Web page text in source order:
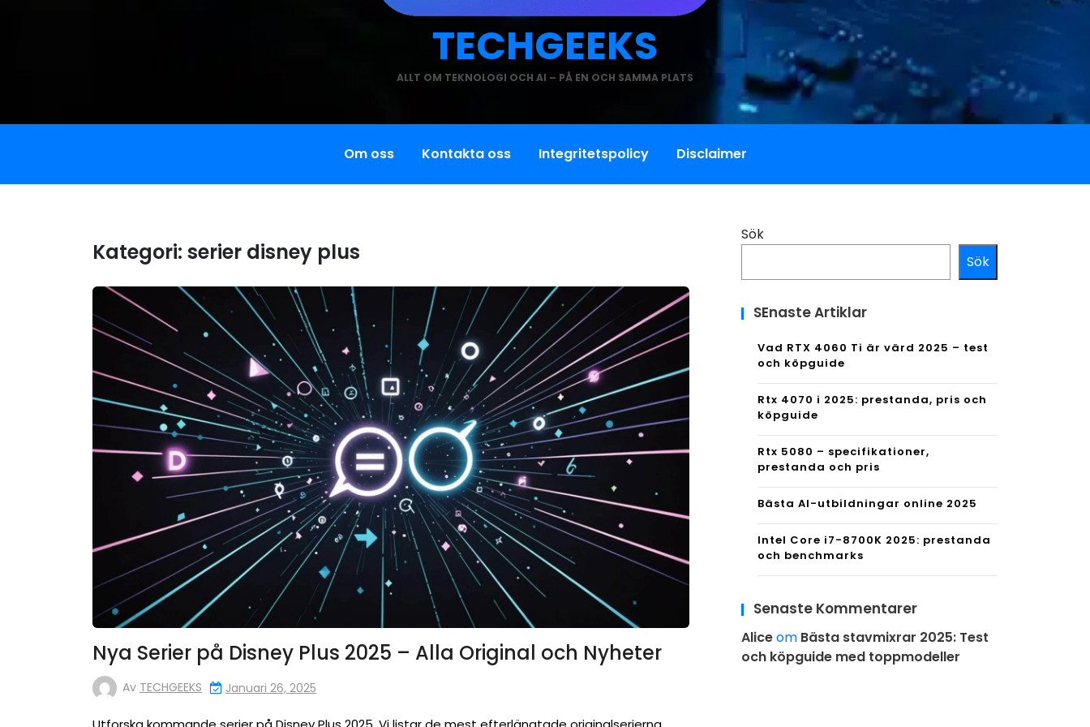
TECHGEEKS
ALLT OM TEKNOLOGI OCH AI – PÅ EN OCH SAMMA PLATS
Om oss Kontakta oss Integritetspolicy Disclaimer
Kategori: serier disney plus
Nya Serier på Disney Plus 2025 – Alla Original och Nyheter
Av TECHGEEKS Januari 26, 2025
Sök
Sök
SEnaste Artiklar
Vad RTX 4060 Ti är värd 2025 – test
och köpguide
Rtx 4070 i 2025: prestanda, pris och
köpguide
Rtx 5080 – specifikationer,
prestanda och pris
Bästa AI-utbildningar online 2025
Intel Core i7-8700K 2025: prestanda
och benchmarks
Senaste Kommentarer
Aliceom Bästa stavmixrar 2025: Test
och köpguide med toppmodeller